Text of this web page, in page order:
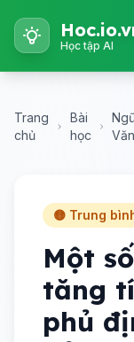
Học tập AI
Trang
chủ
Bài
học
Văn
🟡 Trung
Một
tăng
phủ